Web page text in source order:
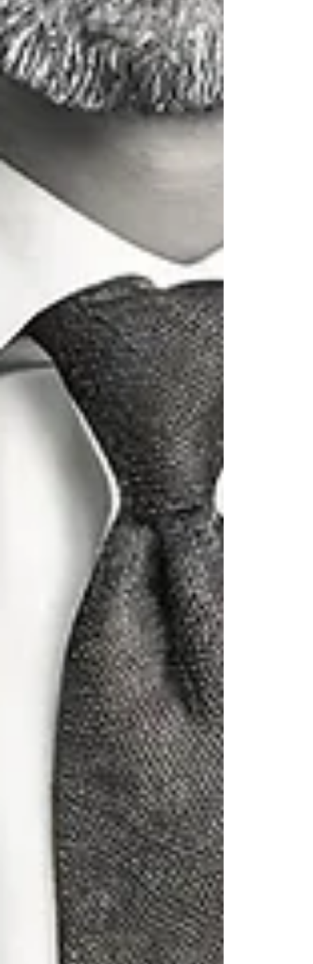
3)Fachwissen und Erfahrung:Ein
qualifizierter Coach verfügt über umfangreiches
Fachwissen und nachweisbare Erfahrung in
seinem Fachgebiet. Ein Coach fragt mehr, als er
sagt. Er gibt wenig Anweisungen. Im Coaching
kommt es darauf an, dass der Klient durch
gezielte Fragestellungen zum Nachdenken
angeregt und selbst auf seine Themen
aufmerksam wird.
respektieren die Grenzen ihrer Kompetenz und
ihrer Klienten und sind transparent in jeder
Phase ihrer Kommunikation.
Keine Versprechungen:
vertrauenswürdiger Coach kommuniziert offen
und da das Ergebnis immer von der Mitarbeit
des Klienten abhängig ist, macht ein
vertrauenswürdiger Coach keine
Versprechungen. Aber er behält das Ergebnis
und die Ziele immer im Auge und es werden
regelmäßige Feedback-Sitzungen abgehalten.
6) Kontinuierliche Weiterbildung:Die Welt
des Coachings und der Lebensberatung
entwickelt sich ständig weiter. Ein qualifizierter
Coach investiert daher in kontinuierliche
Weiterbildung, um auf dem neuesten Stand der
Forschung und Methodik zu bleiben.
Zeithorizont:Ein weiteres wichtiges
Unterscheidungsmerkmal ist der Zeithorizont,
den ein Coach für seine Arbeit angibt. Seriöse
Coaches setzen realistische Erwartungen und
geben ihren Klienten einen klaren Überblick
darüber, wie lange der Coachingprozess dauern
könnte. Sie versprechen keine schnellen
Lösungen oder garantieren keine sofortigen
Erfolge. Am besten klärt ihr gleich zu Beginn
Evidenzbasierte Praxis:Seriöse Coaches
basieren ihre Arbeit auf evidenzbasierten
Praktiken, Methoden und Theorien. Sie können
erklären, warum sie bestimmte Methoden oder
Ansätze verwenden und können auf Forschung
und Studien verweisen, die ihre Arbeit
Ausgewogenheit zwischen
Herausforderung und Unterstützung:Ein
qualifizierter Coach findet die richtige Balance
zwischen Herausforderung und Unterstützung.
Sie ermutigen ihre Klienten, aus ihrer
Komfortzone herauszutreten und neue
Perspektiven zu erkunden. Oft konfrontieren sie
auch und bauen bewusst Spannung auf,
während sie gleichzeitig eine unterstützende
und einfühlsame Atmosphäre schaffen.
Wenn DU diese Punkte berücksichtigst, könnt
Du halbwegs sicher sein, dass die Begleitung
bekommst die du verdienst. Lasst Dich nicht
von leeren Versprechungen und zweifelhaften
Methoden täuschen. Wähle deinen Coach der
zu Dir passt und dem Du vertrauen kannst!
Mit allen guten Wünschen - Michael